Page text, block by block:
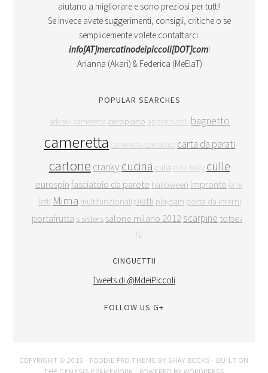
aiutano a migliorare e sono preziosi per tutti!
Se invece avete suggerimenti, consigli, critiche o se
semplicemente volete contattarci:
info[AT]mercatinodeipiccoli[DOT]com!
Arianna (Akari) & Federica (MeElaT)
POPULAR SEARCHES
adesivi cameretta aeroplano appendiabiti bagnetto
cameretta cameretta comodino carta da parati
cartone cranky cucina culla culla belly culle
eurospin fasciatoio da parete halloween impronte la ne
letti Mima multifunzionali piatti playsam porta da interni
portafrutta s sisters salone milano 2012 scarpine totseat
{s}
CINGUETTII
Tweets di @MdeiPiccoli
FOLLOW US G+
COPYRIGHT © 2019 · FOODIE PRO THEME BY SHAY BOCKS · BUILT ON